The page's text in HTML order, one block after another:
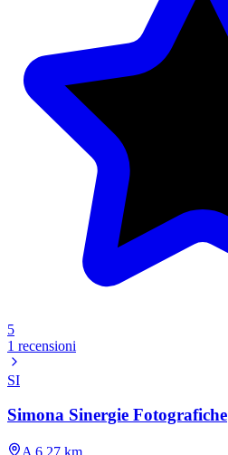
5
1 recensioni
SI
Simona Sinergie Fotografiche
A 6.27 km